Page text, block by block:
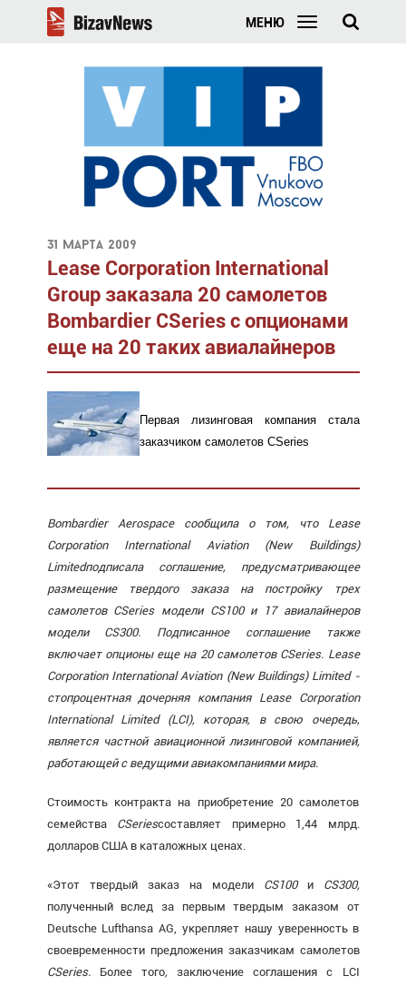
МЕНЮ
31 марта 2009
Lease Corporation International
Group заказала 20 самолетов
Bombardier CSeries с опционами
еще на 20 таких авиалайнеров
Первая лизинговая компания стала
заказчиком самолетов CSeries
Bombardier Aerospace сообщила о том, что Lease
Corporation International Aviation (New Buildings)
Limitedподписала соглашение, предусматривающее
размещение твердого заказа на постройку трех
самолетов CSeries модели CS100 и 17 авиалайнеров
модели CS300. Подписанное соглашение также
включает опционы еще на 20 самолетов CSeries. Lease
Corporation International Aviation (New Buildings) Limited -
стопроцентная дочерняя компания Lease Corporation
International Limited (LCI), которая, в свою очередь,
является частной авиационной лизинговой компанией,
работающей с ведущими авиакомпаниями мира.
Стоимость контракта на приобретение 20 самолетов
семейства CSeriesсоставляет примерно 1,44 млрд.
долларов США в каталожных ценах.
«Этот твердый заказ на модели CS100и CS300,
полученный вслед за первым твердым заказом от
Deutsche Lufthansa AG, укрепляет нашу уверенность в
своевременности предложения заказчикам самолетов
СSeries. Более того,заключение соглашения с LCI